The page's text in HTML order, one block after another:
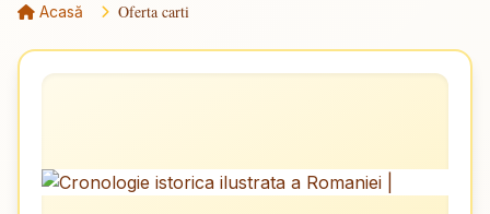
Acasă Oferta carti